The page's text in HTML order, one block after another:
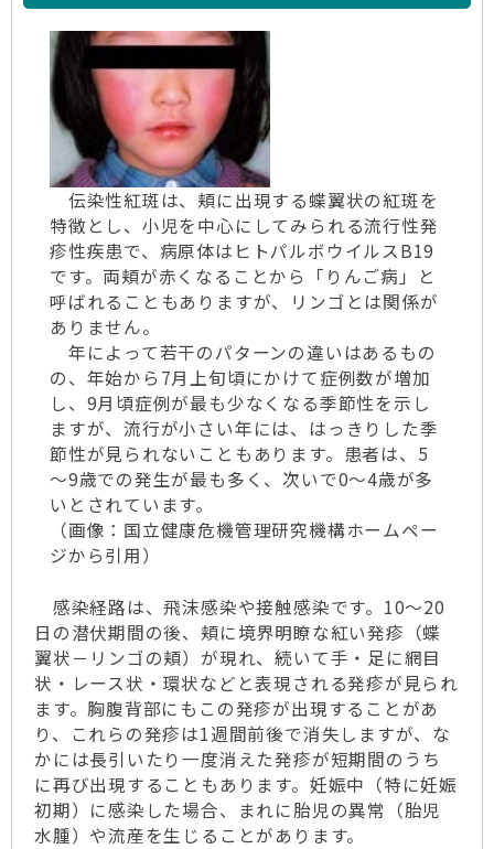
伝染性紅斑は、頬に出現する蝶翼状の紅斑を
特徴とし、小児を中心にしてみられる流行性発
疹性疾患で、病原体はヒトパルボウイルスB19
です。両頬が赤くなることから「りんご病」と
呼ばれることもありますが、リンゴとは関係が
ありません。
年によって若干のパターンの違いはあるもの
の、年始から7月上旬頃にかけて症例数が増加
し、9月頃症例が最も少なくなる季節性を示し
ますが、流行が小さい年には、はっきりした季
節性が見られないこともあります。患者は、5
～9歳での発生が最も多く、次いで0～4歳が多
いとされています。
（画像：国立健康危機管理研究機構ホームペー
ジから引用）
感染経路は、飛沫感染や接触感染です。10～20
日の潜伏期間の後、頬に境界明瞭な紅い発疹（蝶
翼状－リンゴの頬）が現れ、続いて手・足に網目
状・レース状・環状などと表現される発疹が見られ
ます。胸腹背部にもこの発疹が出現することがあ
り、これらの発疹は1週間前後で消失しますが、な
かには長引いたり一度消えた発疹が短期間のうち
に再び出現することもあります。妊娠中（特に妊娠
初期）に感染した場合、まれに胎児の異常（胎児
水腫）や流産を生じることがあります。